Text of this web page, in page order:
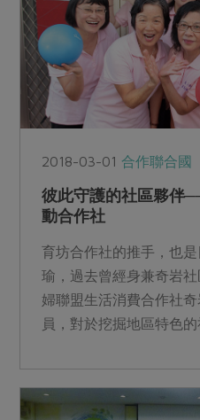
2018-03-01合作聯合國
彼此守護的社區夥伴
動合作社
育坊合作社的推手，也
瑜，過去曾經身兼奇岩
婦聯盟生活消費合作社
員，對於挖掘地區特色